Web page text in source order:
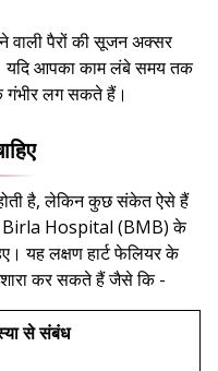
वाली पैरों की सूजन अक्सर
यदि आपका काम लंबे समय तक
गंभीर लग सकते हैं।
है, लेकिन कुछ संकेत ऐसे हैं
Birla Hospital (BMB) के
यह लक्षण हार्ट फेलियर के
कर सकते हैं जैसे कि -
से संबंध